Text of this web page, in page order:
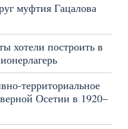
муфтия Гацалова
хотели построить в
территориальное
Осетии в 1920–